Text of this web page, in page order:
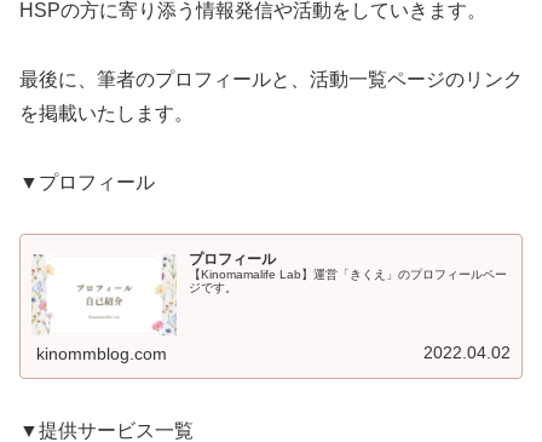
HSPの方に寄り添う情報発信や活動をしていきます。
最後に、筆者のプロフィールと、活動一覧ページのリンク
を掲載いたします。
▼プロフィール
プロフィール
【Kinomamalife Lab】運営「きくえ」のプロフィールペー
ジです。
kinommblog.com 2022.04.02
▼提供サービス一覧